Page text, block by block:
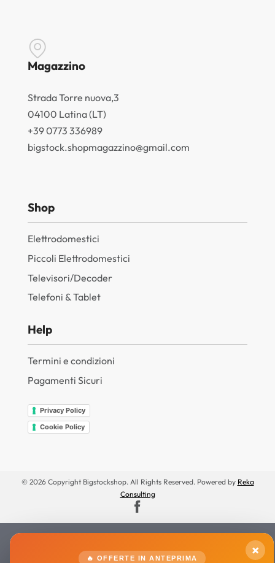
Magazzino
Strada Torre nuova,3
04100 Latina (LT)
+39 0773 336989
bigstock.shopmagazzino@gmail.com
Shop
Elettrodomestici
Piccoli Elettrodomestici
Televisori/Decoder
Telefoni & Tablet
Help
Termini e condizioni
Pagamenti Sicuri
Privacy Policy
Cookie Policy
© 2026 Copyright Bigstockshop. All Rights Reserved. Powered by Reka
Consulting
×
🔥 OFFERTE IN ANTEPRIMA